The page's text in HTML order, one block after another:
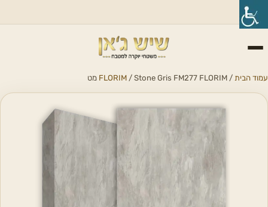
עמוד הבית /
FLORIM / Stone Gris FM277 FLORIM מט